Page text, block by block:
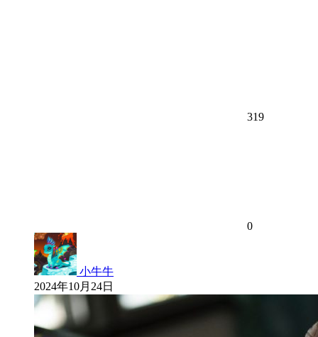
319
0
小牛牛
2024年10月24日